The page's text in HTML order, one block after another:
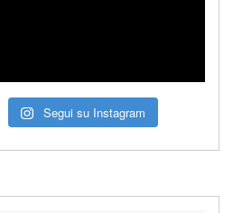
Segui su Instagram